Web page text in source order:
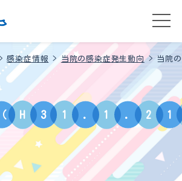
感染症情報 > 当院の感染症発生動向> 当院
（ H 3 1 . 1 . 2 1